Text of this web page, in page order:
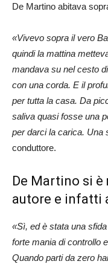
De Martino abitava
«Vivevo sopra il vero
quindi la mattina
mandava su nel cesto
con una corda. E il
per tutta la casa. Da
saliva quasi fosse una
per darci la carica. Una
conduttore.
De Martino si
autore e infatti
«Sì, ed è stata una
forte mania di controllo
Quando parti da zero